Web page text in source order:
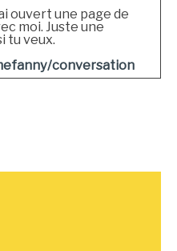
ouvert une page de
moi. Juste une
tu veux.
conversation